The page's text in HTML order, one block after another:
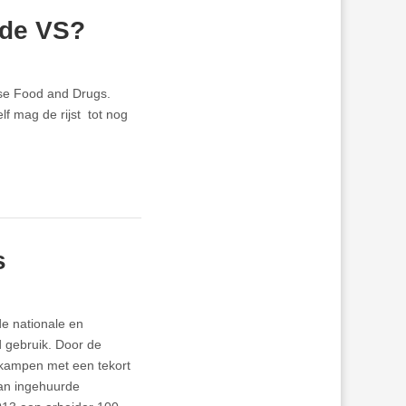
VS?
Food and Drugs.
mag de rijst tot nog
nationale en
gebruik. Door de
met een tekort
ingehuurde